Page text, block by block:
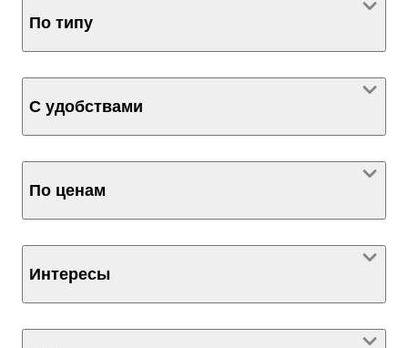
По типу
С удобствами
По ценам
Интересы